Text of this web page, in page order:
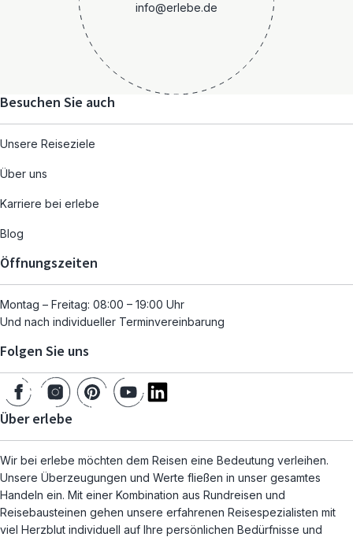
info@erlebe.de
Besuchen Sie auch
Unsere Reiseziele
Über uns
Karriere bei erlebe
Blog
Öffnungszeiten
Montag – Freitag: 08:00 – 19:00 Uhr
Und nach individueller Terminvereinbarung
Folgen Sie uns
Über erlebe
Wir bei erlebe möchten dem Reisen eine Bedeutung verleihen.
Unsere Überzeugungen und Werte fließen in unser gesamtes
Handeln ein. Mit einer Kombination aus Rundreisen und
Reisebausteinen gehen unsere erfahrenen Reisespezialisten mit
viel Herzblut individuell auf Ihre persönlichen Bedürfnisse und